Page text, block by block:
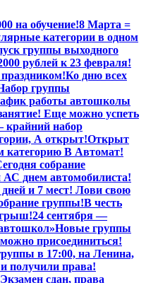
на обучение!8 Марта =
категории в одном
группы выходного
рублей к 23 февраля!
Ко дню всех
группы
работы автошколы
Еще можно успеть
набор
А открыт!Открыт
категорию В Автомат!
собрание
АС днем автомобилиста!
дней и 7 мест! Лови свою
группы!В честь
24 сентября —
Новые группы
присоединиться!
в 17:00, на Ленина,
получили права!
Экзамен сдан, права